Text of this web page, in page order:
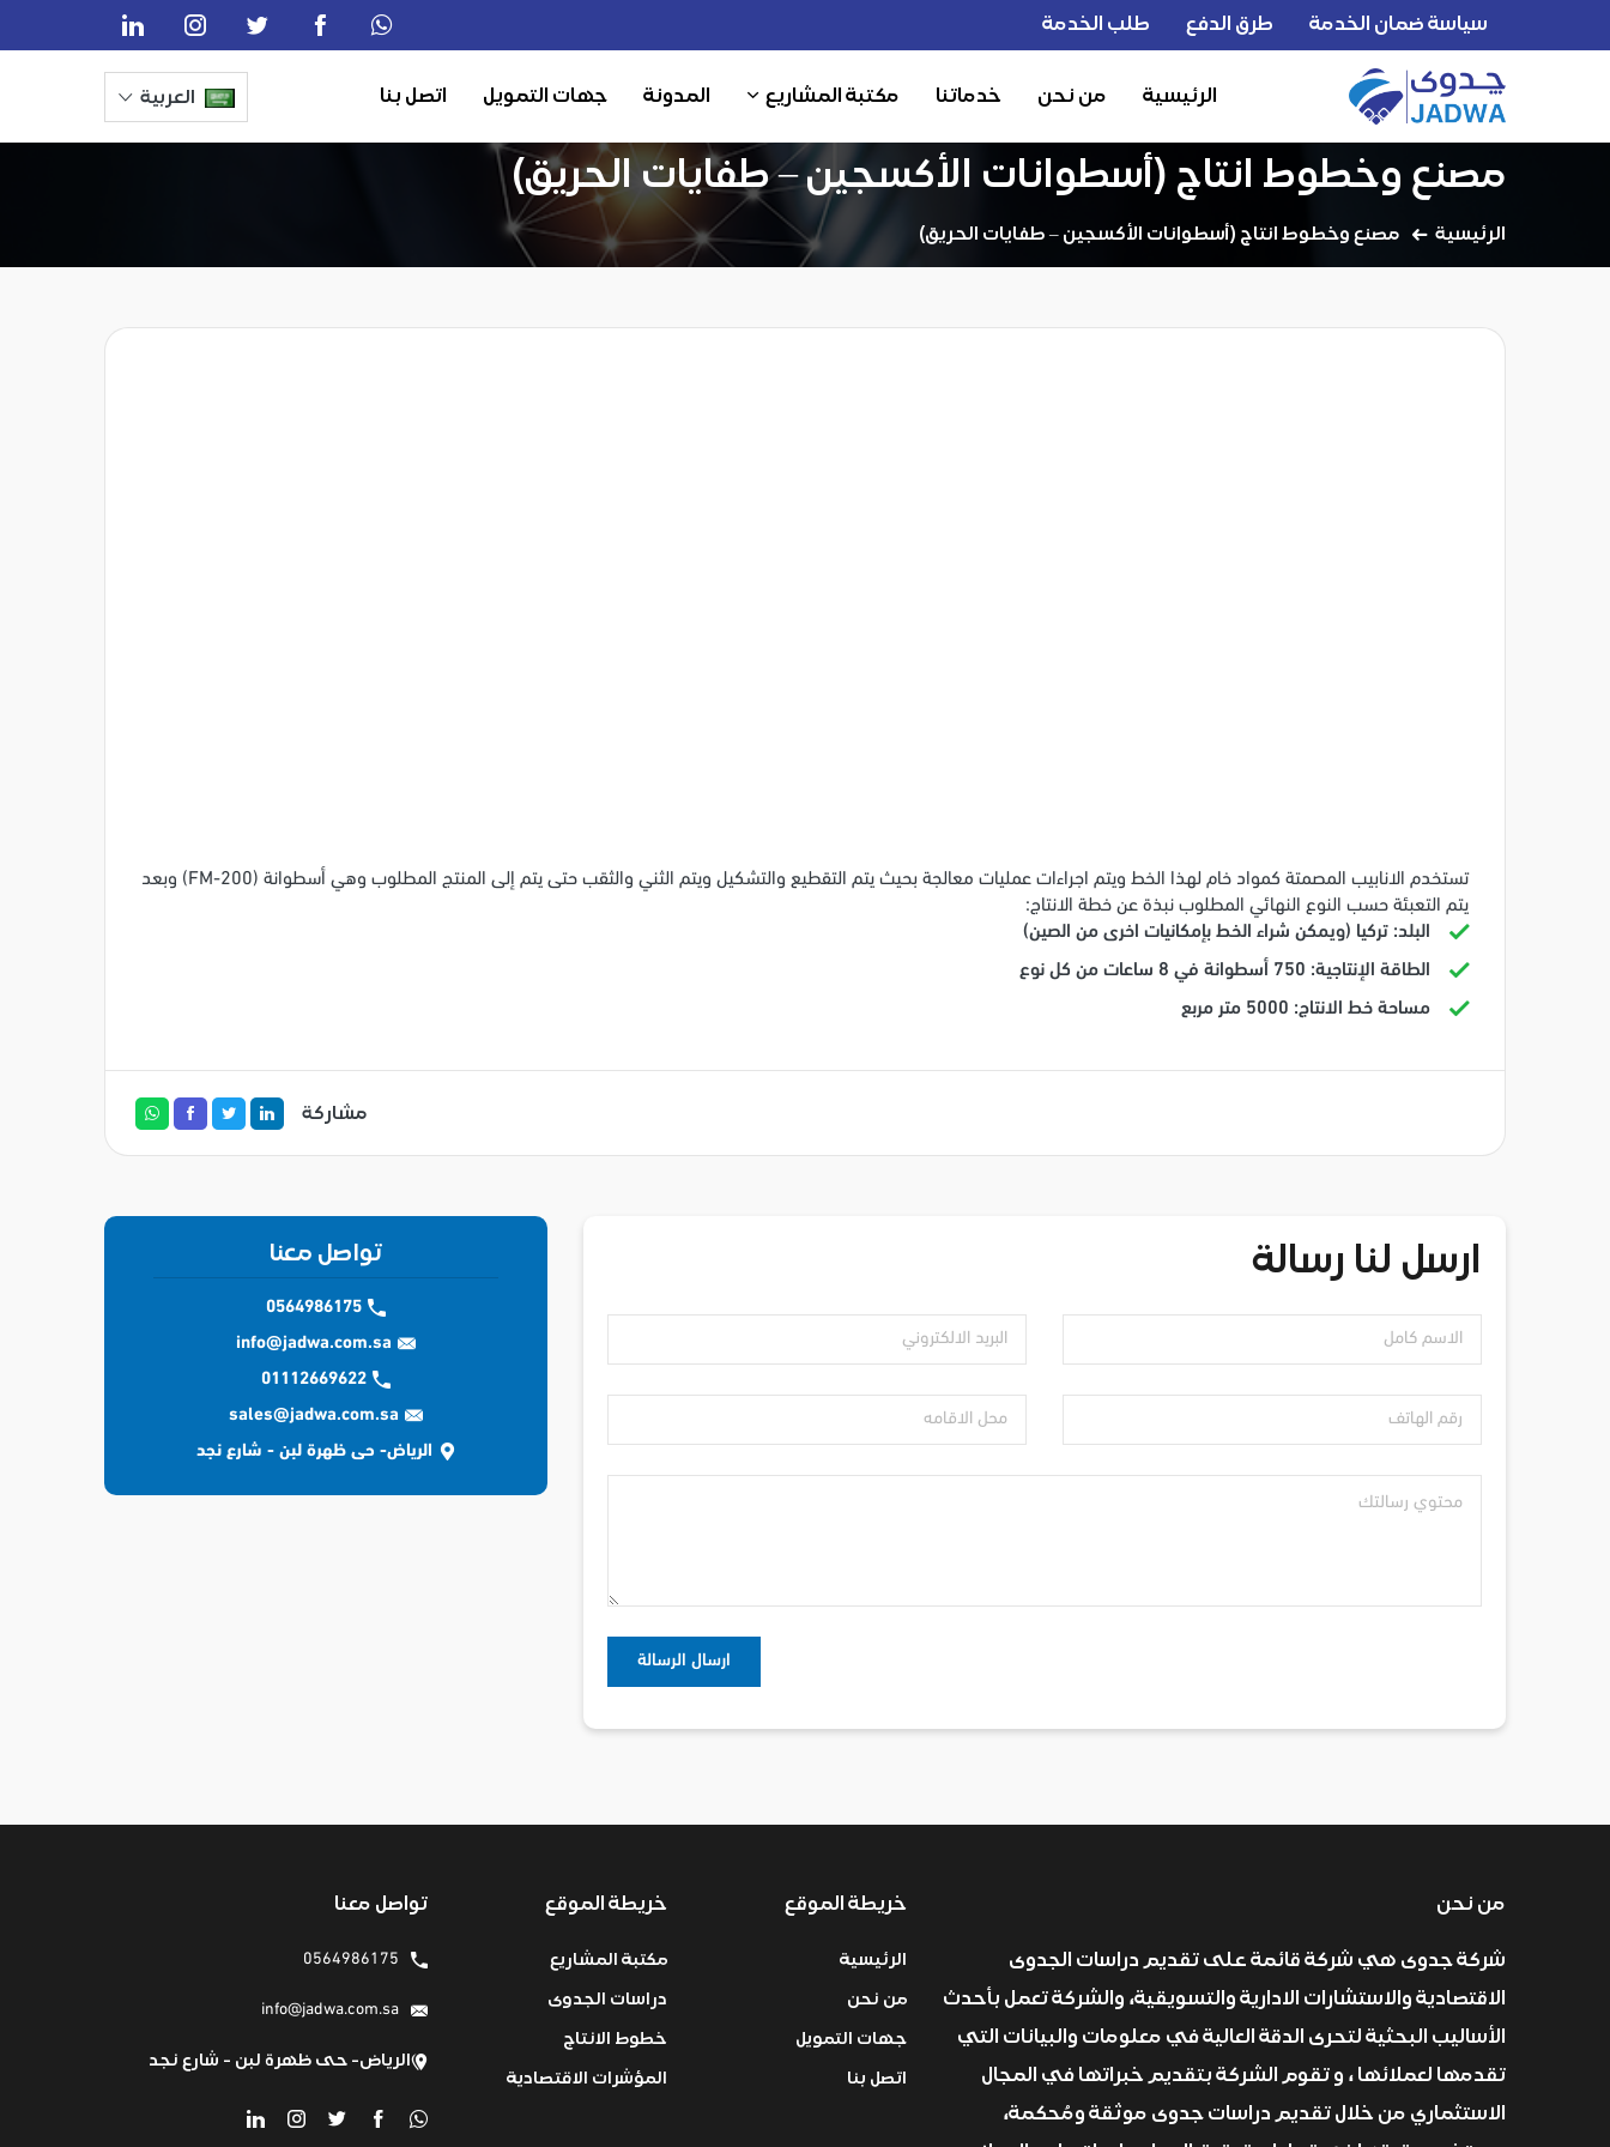
سياسة ضمان الخدمة طرق الدفع طلب الخدمة
الرئيسية من نحن خدماتنا مكتبة المشاريع المدونة جهات التمويل اتصل بنا العربية
مصنع وخطوط انتاج (أسطوانات الأكسجين – طفايات الحريق)
الرئيسية مصنع وخطوط انتاج (أسطوانات الأكسجين – طفايات الحريق)
تستخدم الانابيب المصمتة كمواد خام لهذا الخط ويتم اجراءات عمليات معالجة بحيث يتم التقطيع والتشكيل ويتم الثني والثقب حتى يتم إلى المنتج المطلوب وهي أسطوانة (FM-200) وبعد
يتم التعبئة حسب النوع النهائي المطلوب نبذة عن خطة الانتاج:
البلد: تركيا (ويمكن شراء الخط بإمكانيات اخرى من الصين)
الطاقة الإنتاجية: 750 أسطوانة في 8 ساعات من كل نوع
مساحة خط الانتاج: 5000 متر مربع
مشاركة
ارسل لنا رسالة تواصل معنا
0564986175
info@jadwa.com.sa
01112669622
sales@jadwa.com.sa
الرياض- حى ظهرة لبن - شارع نجد
من نحن
شركة جدوى هي شركة قائمة على تقديم دراسات الجدوى
الاقتصادية والاستشارات الادارية والتسويقية، والشركة تعمل بأحدث
الأساليب البحثية لتحرى الدقة العالية في معلومات والبيانات التي
تقدمها لعملائها ، و تقوم الشركة بتقديم خبراتها في المجال
الاستثماري من خلال تقديم دراسات جدوى موثقة ومُحكمة،
خريطة الموقع
الرئيسية
من نحن
جهات التمويل
اتصل بنا
خريطة الموقع
مكتبة المشاريع
دراسات الجدوى
خطوط الانتاج
المؤشرات الاقتصادية
تواصل معنا
0564986175
info@jadwa.com.sa
الرياض- حى ظهرة لبن - شارع نجد